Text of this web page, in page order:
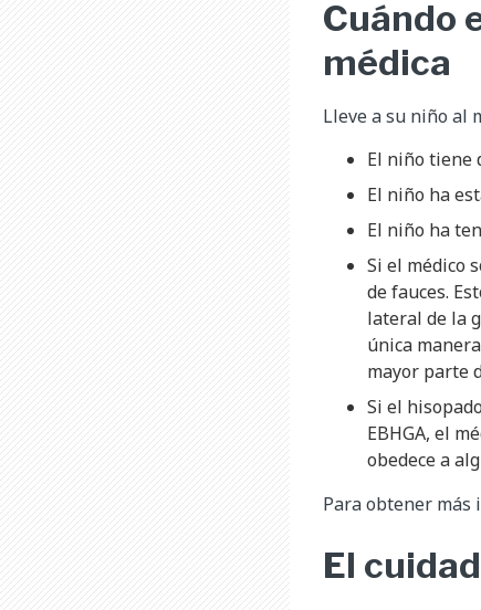
Cuándo
médica
Lleve a su niño al
El niño tiene
El niño ha
El niño ha
Si el médico
de fauces.
lateral de la
única
mayor parte
Si el
EBHGA, el
obedece a
Para obtener
El